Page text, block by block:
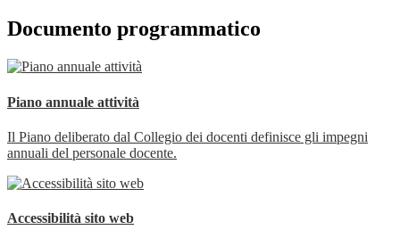
Documento programmatico
Piano annuale attività
Il Piano deliberato dal Collegio dei docenti definisce gli impegni
annuali del personale docente.
Accessibilità sito web